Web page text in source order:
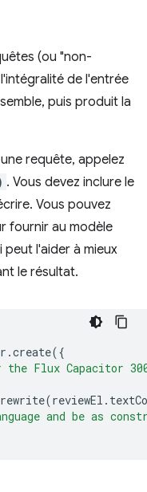
(ou "non-
de l'entrée
puis produit la
requête, appelez
. Vous devez inclure le
Vous pouvez
fournir au modèle
l'aider à mieux
le résultat.
.create({
Flux Capacitor
rewrite(reviewEl .
and be as